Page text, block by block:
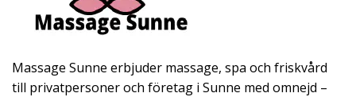
Massage Sunne erbjuder massage, spa och friskvård
till privatpersoner och företag i Sunne med omnejd –